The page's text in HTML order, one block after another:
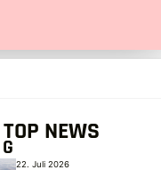
TOP NEWS
22. Juli 2026